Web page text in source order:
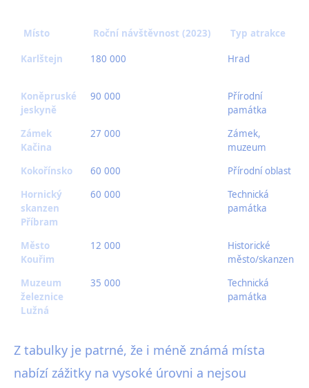
Místo Roční návštěvnost (2023) Typ atrakce
Karlštejn 180 000 Hrad
Koněpruské
jeskyně
90 000
Přírodní
památka
Zámek
Kačina
27 000
Zámek,
muzeum
Kokořínsko
60 000 Přírodní oblast
Hornický
skanzen
Příbram
60 000
Technická
památka
Město
Kouřim
12 000
Historické
město/skanzen
Muzeum
železnice
Lužná
35 000
Technická
památka
Z tabulky je patrné, že i méně známá místa
nabízí zážitky na vysoké úrovni a nejsou